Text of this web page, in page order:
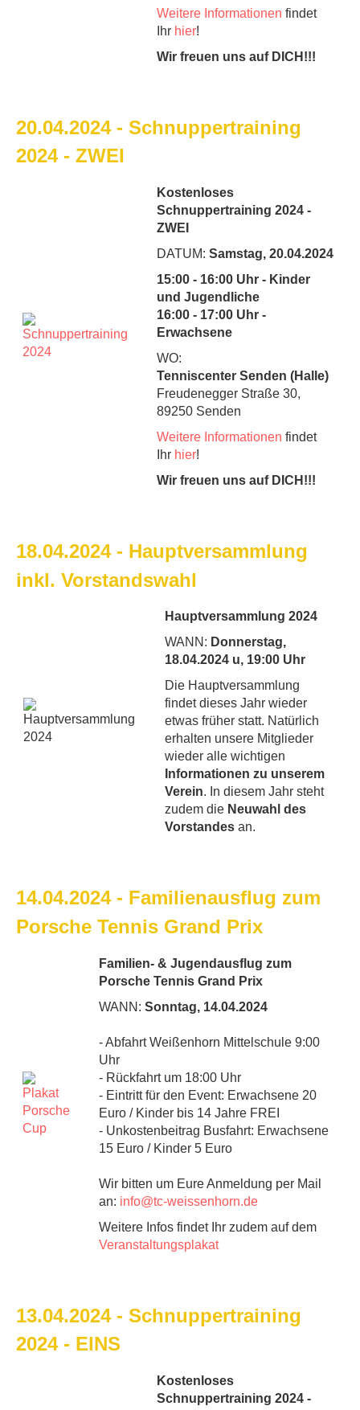
Weitere Informationen findet
Ihr hier!
Wir freuen uns auf DICH!!!
20.04.2024 - Schnuppertraining
2024 - ZWEI
Kostenloses
Schnuppertraining 2024 -
ZWEI
DATUM: Samstag, 20.04.2024
15:00 - 16:00 Uhr - Kinder
und Jugendliche
16:00 - 17:00 Uhr -
Erwachsene
WO:
Tenniscenter Senden (Halle)
Freudenegger Straße 30,
89250 Senden
Weitere Informationen findet
Ihr hier!
Wir freuen uns auf DICH!!!
18.04.2024 - Hauptversammlung
inkl. Vorstandswahl
Hauptversammlung 2024
WANN: Donnerstag,
18.04.2024 u, 19:00 Uhr
Die Hauptversammlung
findet dieses Jahr wieder
etwas früher statt. Natürlich
erhalten unsere Mitglieder
wieder alle wichtigen
Informationen zu unserem
Verein. In diesem Jahr steht
zudem die Neuwahl des
Vorstandes an.
14.04.2024 - Familienausflug zum
Porsche Tennis Grand Prix
Familien- & Jugendausflug zum
Porsche Tennis Grand Prix
WANN: Sonntag, 14.04.2024
- Abfahrt Weißenhorn Mittelschule 9:00
Uhr
- Rückfahrt um 18:00 Uhr
- Eintritt für den Event: Erwachsene 20
Euro / Kinder bis 14 Jahre FREI
- Unkostenbeitrag Busfahrt: Erwachsene
15 Euro / Kinder 5 Euro
Wir bitten um Eure Anmeldung per Mail
an: info@tc-weissenhorn.de
Weitere Infos findet Ihr zudem auf dem
Veranstaltungsplakat
13.04.2024 - Schnuppertraining
2024 - EINS
Kostenloses
Schnuppertraining 2024 -